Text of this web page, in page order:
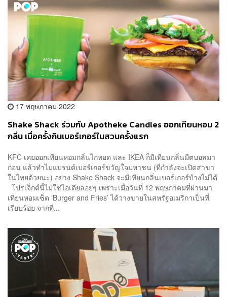
17 พฤษภาคม 2022
Shake Shack ร่วมกับ Apotheke Candles ออกเทียนหอม 2
กลิ่น เมื่อครั้งกินเบอร์เกอร์ในสวนครั้งแรก
KFC เคยออกเทียนหอมกลิ่นไก่ทอด และ IKEA ก็มีเทียนกลิ่นมีตบอลมา
ก่อน แล้วทำไมแบรนด์เบอร์เกอร์ขวัญใจมหาชน (ที่กำลังจะเปิดสาขา
ในไทยด้วยนะ) อย่าง Shake Shack จะมีเทียนกลิ่นเบอร์เกอร์บ้างไม่ได้
โปรเจ็กต์นี้ไม่ใช่ไอเดียลอยๆ เพราะเมื่อวันที่ 12 พฤษภาคมที่ผ่านมา
เทียนหอมเซ็ต ‘Burger and Fries’ ได้วางขายในสหรัฐอเมริกาเป็นที่
เรียบร้อย จากที่...